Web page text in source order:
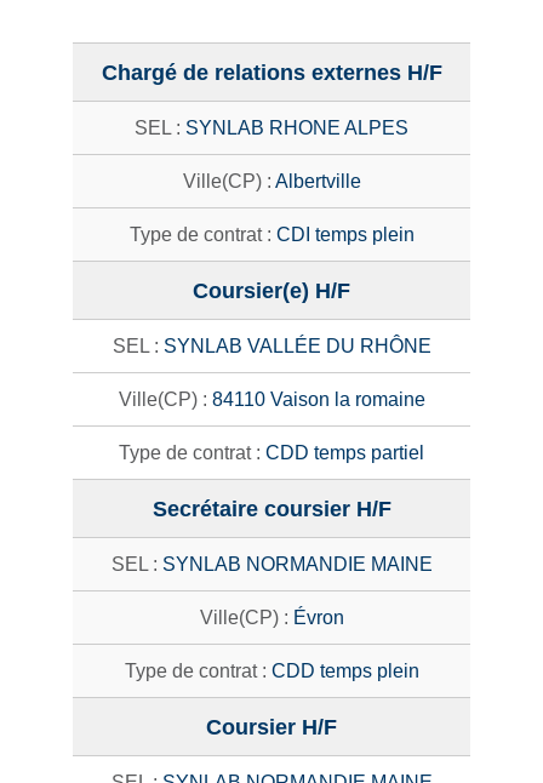
Chargé de relations externes H/F
SYNLAB RHONE ALPES
Albertville
CDI temps plein
Coursier(e) H/F
SYNLAB VALLÉE DU RHÔNE
84110 Vaison la romaine
CDD temps partiel
Secrétaire coursier H/F
SYNLAB NORMANDIE MAINE
Évron
CDD temps plein
Coursier H/F